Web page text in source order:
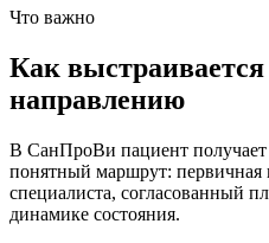
Что важно
Как выстраивается
направлению
В СанПроВи пациент получает
понятный маршрут: первичная
специалиста, согласованный
динамике состояния.